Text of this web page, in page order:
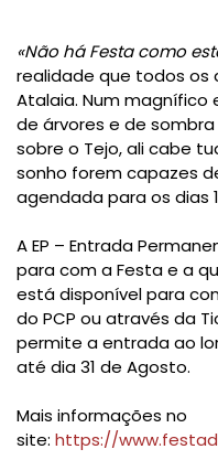
«Não há Festa como
realidade que todos os
Atalaia. Num magnífico
de árvores e de
sobre o Tejo, ali cabe
sonho forem capazes
agendada para os dias
A EP – Entrada
para com a Festa e a
está disponível para
do PCP ou através da
permite a entrada ao
até dia 31 de Agosto.
Mais informações no
site: https://